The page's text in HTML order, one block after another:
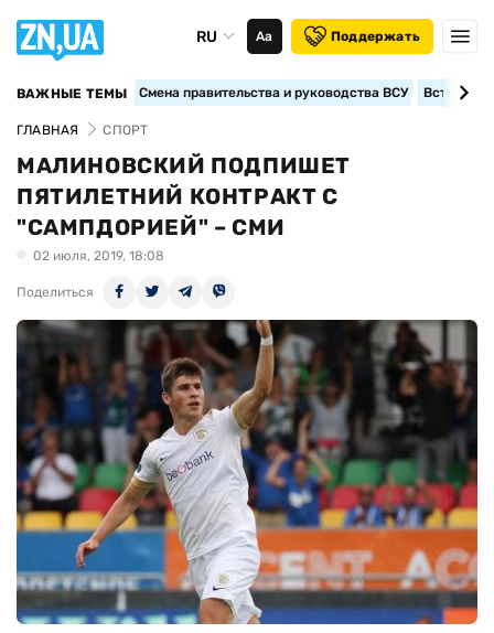
RU Аа Поддержать
ВАЖНЫЕ ТЕМЫ Смена правительства и руководства ВСУ
ГЛАВНАЯ СПОРТ
МАЛИНОВСКИЙ ПОДПИШЕТ
ПЯТИЛЕТНИЙ КОНТРАКТ С
"САМПДОРИЕЙ" – СМИ
02 июля, 2019, 18:08
Поделиться